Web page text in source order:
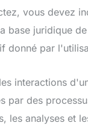
vous devez
base juridique
donné par
interactions
par des
les analyses et